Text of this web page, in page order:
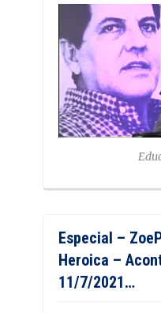
Especial –
Heroica –
11/7/2021…